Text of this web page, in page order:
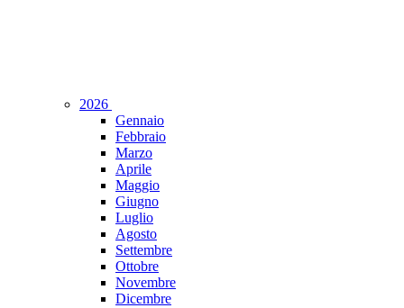
2026
Gennaio
Febbraio
Marzo
Aprile
Maggio
Giugno
Luglio
Agosto
Settembre
Ottobre
Novembre
Dicembre